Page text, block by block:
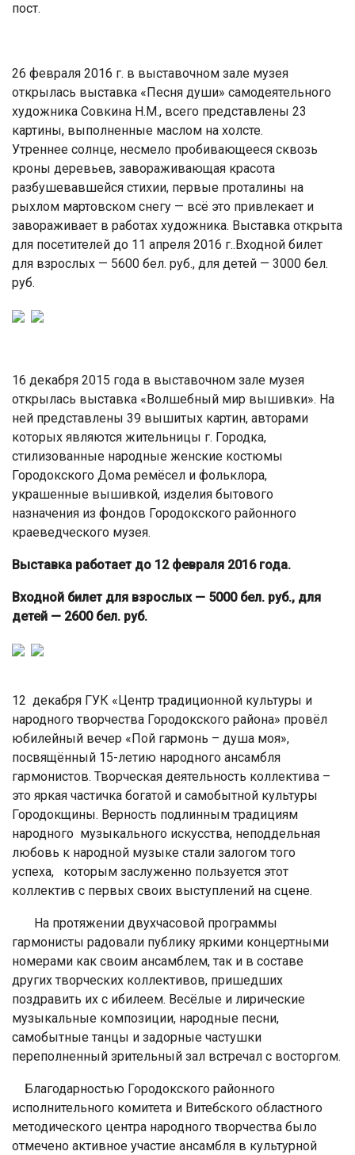
пост.
26 февраля 2016 г. в выставочном зале музея
открылась выставка «Песня души» самодеятельного
художника Совкина Н.М., всего представлены 23
картины, выполненные маслом на холсте.
Утреннее солнце, несмело пробивающееся сквозь
кроны деревьев, завораживающая красота
разбушевавшейся стихии, первые проталины на
рыхлом мартовском снегу — всё это привлекает и
завораживает в работах художника. Выставка открыта
для посетителей до 11 апреля 2016 г..Входной билет
для взрослых — 5600 бел. руб., для детей — 3000 бел.
руб.
16 декабря 2015 года в выставочном зале музея
открылась выставка «Волшебный мир вышивки». На
ней представлены 39 вышитых картин, авторами
которых являются жительницы г. Городка,
стилизованные народные женские костюмы
Городокского Дома ремёсел и фольклора,
украшенные вышивкой, изделия бытового
назначения из фондов Городокского районного
краеведческого музея.
Выставка работает до 12 февраля 2016 года.
Входной билет для взрослых — 5000 бел. руб., для
детей — 2600 бел. руб.
12 декабря ГУК «Центр традиционной культуры и
народного творчества Городокского района» провёл
юбилейный вечер «Пой гармонь – душа моя»,
посвящённый 15-летию народного ансамбля
гармонистов. Творческая деятельность коллектива –
это яркая частичка богатой и самобытной культуры
Городокщины. Верность подлинным традициям
народного музыкального искусства, неподдельная
любовь к народной музыке стали залогом того
успеха, которым заслуженно пользуется этот
коллектив с первых своих выступлений на сцене.
На протяжении двухчасовой программы
гармонисты радовали публику яркими концертными
номерами как своим ансамблем, так и в составе
других творческих коллективов, пришедших
поздравить их с ибилеем. Весёлые и лирические
музыкальные композиции, народные песни,
самобытные танцы и задорные частушки
переполненный зрительный зал встречал с восторгом.
Благодарностью Городокского районного
исполнительного комитета и Витебского областного
методического центра народного творчества было
отмечено активное участие ансамбля в культурной